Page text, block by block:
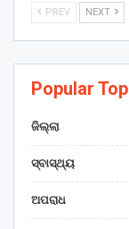
PREV NEXT
Popular
ଜିଲ୍ଲା
ସ୍ବାସ୍ଥ୍ୟ
ଅପରାଧ